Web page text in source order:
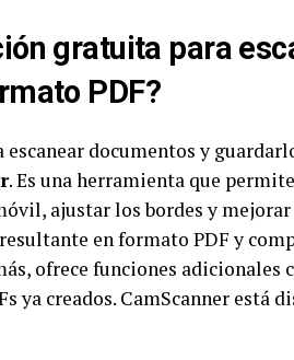
gratuita para
PDF?
escanear documentos y
. Es una herramienta que
ajustar los bordes y
en formato PDF y
ofrece funciones
ya creados. CamScanner